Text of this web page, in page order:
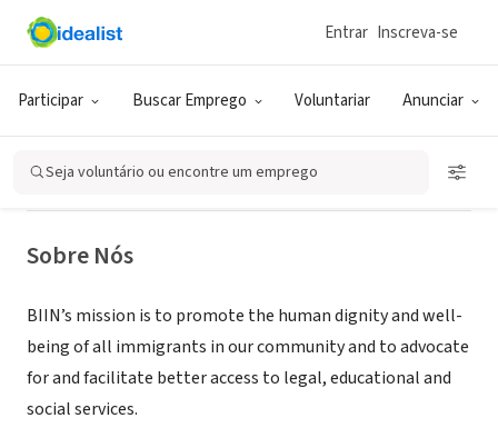
Participar Buscar Emprego Voluntariar Anunciar
Entrar Inscreva-se
Seja voluntário ou encontre um emprego
ONG (SETOR SOCIAL)
Brazos Interfaith Immigration
Network
Bryan, TX|brazosimmigration.com/
Sobre Nós
BIIN’s mission is to promote the human dignity and well-
being of all immigrants in our community and to advocate
for and facilitate better access to legal, educational and
social services.